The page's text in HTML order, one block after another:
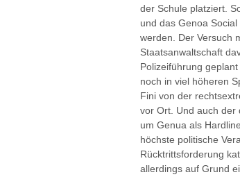
der Schule platziert.
und das Genoa
werden. Der Versuch
Staatsanwaltschaft
Polizeiführung
noch in viel höheren
Fini von der
vor Ort. Und auch der
um Genua als
höchste politische
Rücktrittsforderung
allerdings auf Grund